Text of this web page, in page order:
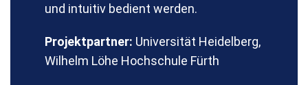
und intuitiv bedient werden.
Projektpartner: Universität Heidelberg,
Wilhelm Löhe Hochschule Fürth